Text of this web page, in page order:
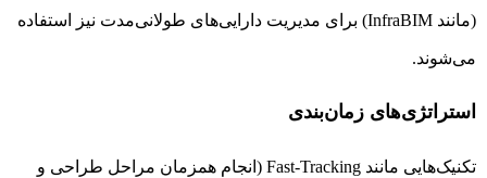
(مانند InfraBIM) برای مدیریت دارایی‌های طولانی‌مدت نیز استفاده
می‌شوند.
استراتژی‌های زمان‌بندی
تکنیک‌هایی مانند Fast-Tracking (انجام همزمان مراحل طراحی و